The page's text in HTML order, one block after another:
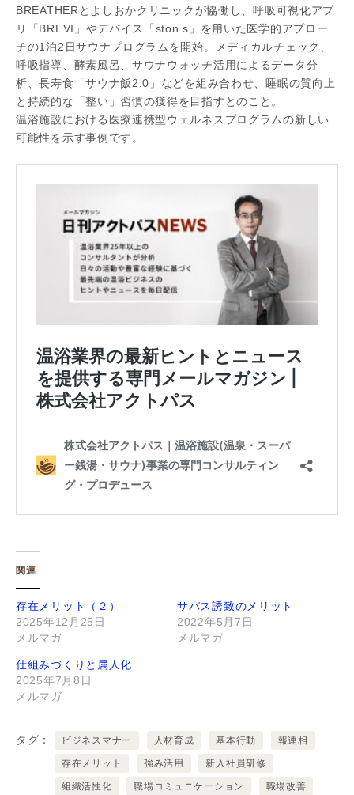
BREATHERとよしおかクリニックが協働し、呼吸可視化アプ
リ「BREVI」やデバイス「ston s」を用いた医学的アプロー
チの1泊2日サウナプログラムを開始。メディカルチェック、
呼吸指導、酵素風呂、サウナウォッチ活用によるデータ分
析、長寿食「サウナ飯2.0」などを組み合わせ、睡眠の質向上
と持続的な「整い」習慣の獲得を目指すとのこと。
温浴施設における医療連携型ウェルネスプログラムの新しい
可能性を示す事例です。
関連
存在メリット（２）
2025年12月25日
メルマガ
サバス誘致のメリット
2022年5月7日
メルマガ
仕組みづくりと属人化
2025年7月8日
メルマガ
タグ ビジネスマナー 人材育成 基本行動 報連相
存在メリット 強み活用 新入社員研修
組織活性化 職場コミュニケーション 職場改善